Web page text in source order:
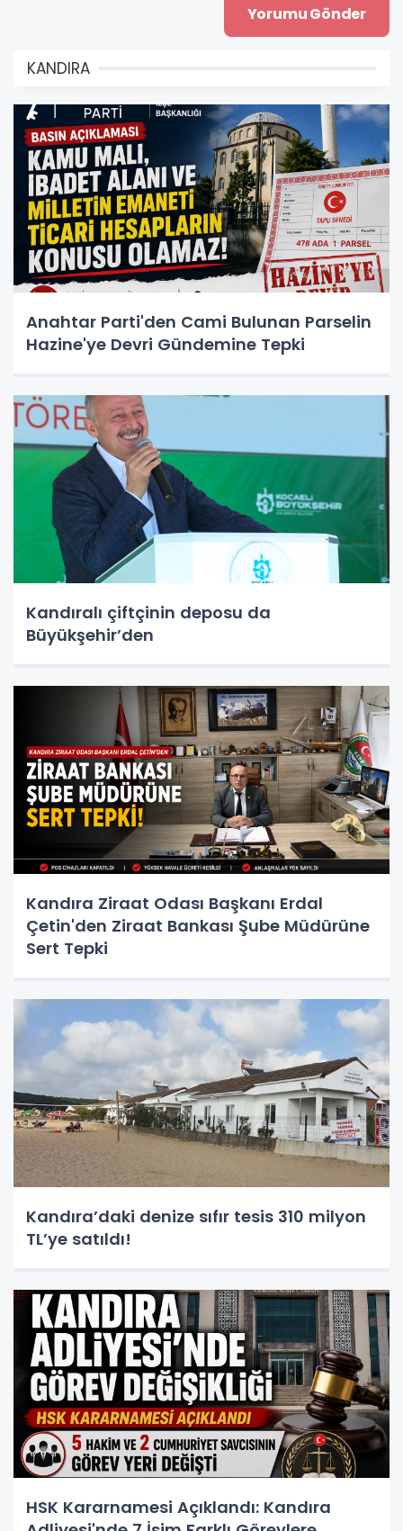
KANDIRA
Anahtar Parti'den Cami Bulunan Parselin
Hazine'ye Devri Gündemine Tepki
Kandıralı çiftçinin deposu da
Büyükşehir’den
Kandıra Ziraat Odası Başkanı Erdal
Çetin'den Ziraat Bankası Şube Müdürüne
Sert Tepki
Kandıra’daki denize sıfır tesis 310 milyon
TL’ye satıldı!
HSK Kararnamesi Açıklandı: Kandıra